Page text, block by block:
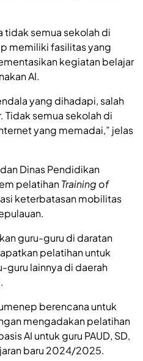
tidak semua sekolah di
memiliki fasilitas yang
kegiatan belajar
AI.
yang dihadapi, salah
Tidak semua sekolah di
yang memadai,” jelas
Dinas Pendidikan
pelatihanTraining of
keterbatasan mobilitas
guru-guru di daratan
pelatihan untuk
guru lainnya di daerah
berencana untuk
mengadakan pelatihan
AI untuk guru PAUD, SD,
baru 2024/2025.